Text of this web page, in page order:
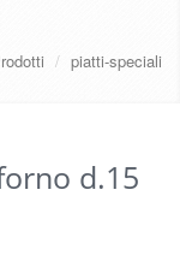
/ piatti-speciali
d.15